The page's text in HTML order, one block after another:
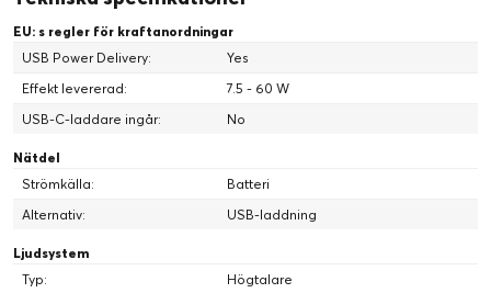
EU: s regler för kraftanordningar
USB Power Delivery:
Yes
Effekt levererad:
7.5 - 60 W
USB-C-laddare ingår:
No
Nätdel
Strömkälla:
Batteri
Alternativ:
USB-laddning
Ljudsystem
Typ:
Högtalare